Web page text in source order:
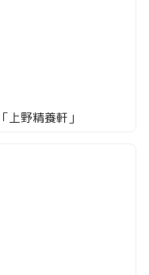
上野精養軒」